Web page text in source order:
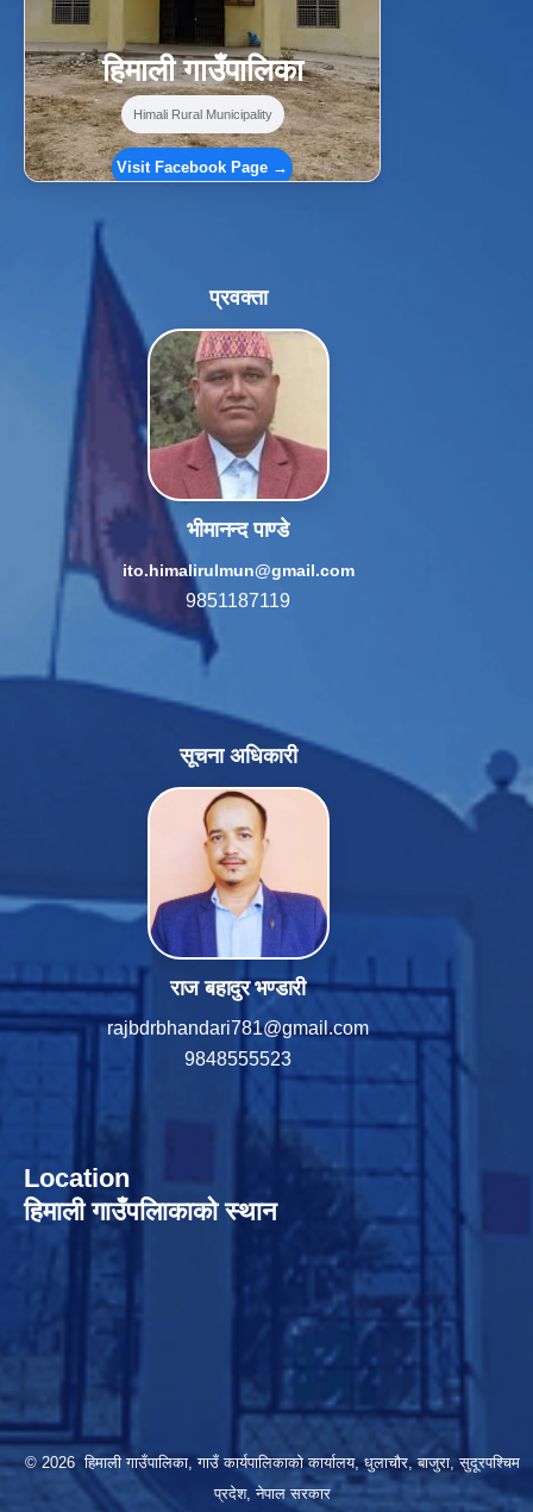
हिमाली गाउँपालिका
Himali Rural Municipality
Visit Facebook Page →
प्रवक्ता
भीमानन्द पाण्डे
ito.himalirulmun@gmail.com
9851187119
सूचना अधिकारी
राज बहादुर भण्डारी
rajbdrbhandari781@gmail.com
9848555523
Location
हिमाली गाउँपलािकाको स्थान
© 2026 हिमाली गाउँपालिका, गाउँ कार्यपालिकाकाे कार्यालय, धुलाचौर, बाजुरा, सुदूरपश्चिम
प्रदेश, नेपाल सरकार